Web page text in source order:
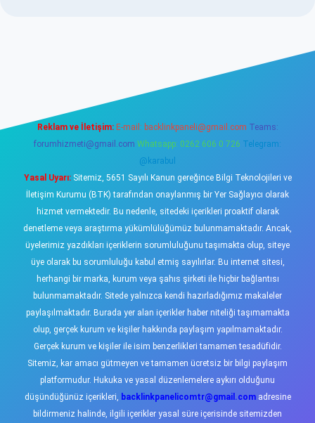
Reklam ve İletişim: E-mail: backlinkpaneli@gmail.com Teams:
forumhizmeti@gmail.com Whatsapp: 0262 606 0 726 Telegram:
@karabul
Yasal Uyarı:Sitemiz, 5651 Sayılı Kanun gereğince Bilgi Teknolojileri ve
İletişim Kurumu (BTK) tarafından onaylanmış bir Yer Sağlayıcı olarak
hizmet vermektedir. Bu nedenle, sitedeki içerikleri proaktif olarak
denetleme veya araştırma yükümlülüğümüz bulunmamaktadır. Ancak,
üyelerimiz yazdıkları içeriklerin sorumluluğunu taşımakta olup, siteye
üye olarak bu sorumluluğu kabul etmiş sayılırlar. Bu internet sitesi,
herhangi bir marka, kurum veya şahıs şirketi ile hiçbir bağlantısı
bulunmamaktadır. Sitede yalnızca kendi hazırladığımız makaleler
paylaşılmaktadır. Burada yer alan içerikler haber niteliği taşımamakta
olup, gerçek kurum ve kişiler hakkında paylaşım yapılmamaktadır.
Gerçek kurum ve kişiler ile isim benzerlikleri tamamen tesadüfidir.
Sitemiz, kar amacı gütmeyen ve tamamen ücretsiz bir bilgi paylaşım
platformudur. Hukuka ve yasal düzenlemelere aykırı olduğunu
düşündüğünüz içerikleri, backlinkpanelicomtr@gmail.comadresine
bildirmeniz halinde, ilgili içerikler yasal süre içerisinde sitemizden